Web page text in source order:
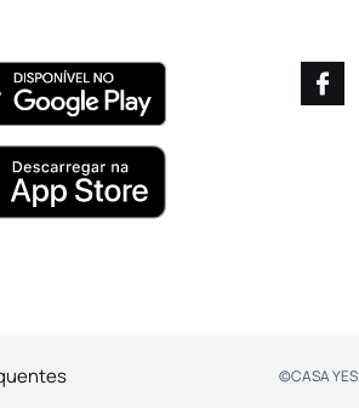
©CASA YES